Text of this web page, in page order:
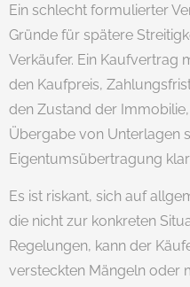
Ein schlecht formulierter
Gründe für spätere
Verkäufer. Ein Kaufvertrag
den Kaufpreis,
den Zustand der
Übergabe von Unterlagen
Eigentumsübertragung
Es ist riskant, sich auf
die nicht zur konkreten
Regelungen, kann der
versteckten Mängeln oder